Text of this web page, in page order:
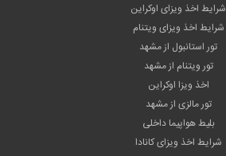
شرایط اخذ ویزای اوکراین
شرایط اخذ ویزای ویتنام
تور استانبول از مشهد
تور ویتنام از مشهد
اخذ ویزا اوکراین
تور مالزی از مشهد
بلیط هواپیما داخلی
شرایط اخذ ویزای کانادا